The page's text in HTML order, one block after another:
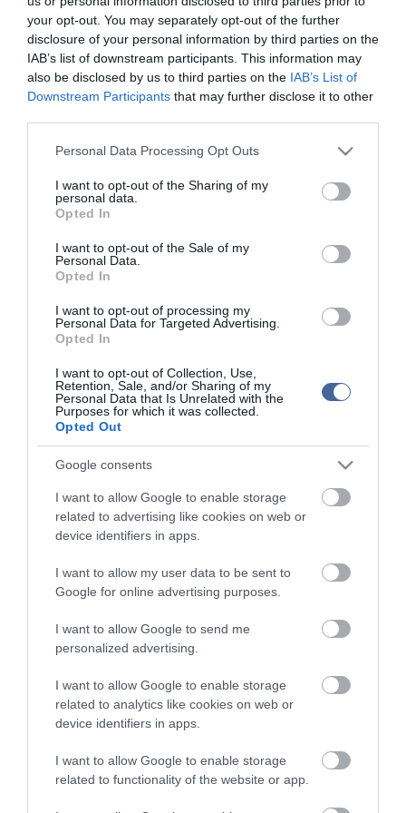
your opt-out. You may separately opt-out of the further
disclosure of your personal information by third parties on the
IAB’s list of downstream participants. This information may
also be disclosed by us to third parties on the IAB’s List of
Downstream Participants that may further disclose it to other
Please note that this website/app uses one or more Google
not limited to your visit or usage behaviour. You may click to
grant or deny consent to Google and its third-party tags to
use your data for below specified purposes in below Google
consent section.
Personal Data Processing Opt Outs
I want to opt-out of the Sharing of my
personal data.
Opted In
I want to opt-out of the Sale of my
Personal Data.
Opted In
I want to opt-out of processing my
Personal Data for Targeted Advertising.
Opted In
I want to opt-out of Collection, Use,
Retention, Sale, and/or Sharing of my
Personal Data that Is Unrelated with the
Purposes for which it was collected.
Opted Out
Google consents
I want to allow Google to enable storage
related to advertising like cookies on web or
device identifiers in apps.
I want to allow my user data to be sent to
Google for online advertising purposes.
I want to allow Google to send me
personalized advertising.
I want to allow Google to enable storage
related to analytics like cookies on web or
device identifiers in apps.
I want to allow Google to enable storage
related to functionality of the website or app.
11:15 Magyar Péter: Tízéves mélypontra csökkent az infláció
top cikkek:
top fórum témák:
Tanár Úr gyere, mindjárt lesz Lillád!
2022.05.10 21:11
JólVanna
2022.03.29 16:11
Mit szólsz? Ide minden baromságot...
Magnum IT Kft.
Médiaajánlat és hirdetési akciók • Impresszum
Adatvédelmi
nyiltakozat• Fórum•Írj Nekünk!•Olvasói és moderálási alapelvek
Partnerek• ma.hu RSS csatornái